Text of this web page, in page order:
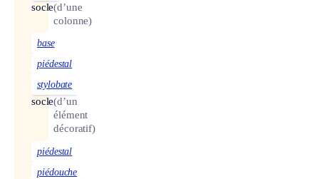
socle(d’une
colonne)
base
piédestal
stylobate
socle(d’un
élément
décoratif)
piédestal
piédouche